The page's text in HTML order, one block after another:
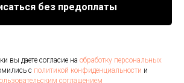
без предоплаты
вы даете согласие на обработку персональных
с политикой конфиденциальности и
соглашением